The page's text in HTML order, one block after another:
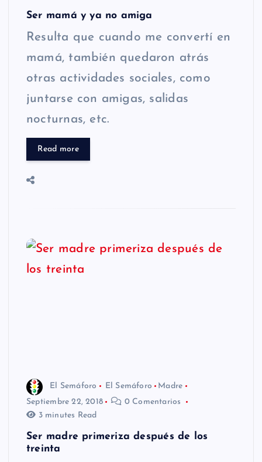
Ser mamá y ya no amiga
Resulta que cuando me convertí en
mamá, también quedaron atrás
otras actividades sociales, como
juntarse con amigas, salidas
nocturnas, etc.
Read more
El Semáforo El Semáforo
Madre
Septiembre 22, 2018
0 Comentarios
3 minutes Read
Ser madre primeriza después de los
treinta